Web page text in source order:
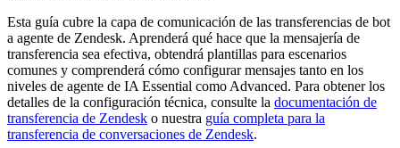
Esta guía cubre la capa de comunicación de las transferencias de bot
a agente de Zendesk. Aprenderá qué hace que la mensajería de
transferencia sea efectiva, obtendrá plantillas para escenarios
comunes y comprenderá cómo configurar mensajes tanto en los
niveles de agente de IA Essential como Advanced. Para obtener los
detalles de la configuración técnica, consulte la documentación de
transferencia de Zendesk o nuestra guía completa para la
transferencia de conversaciones de Zendesk.